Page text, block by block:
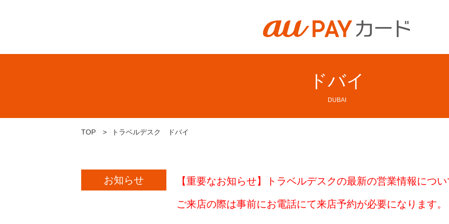
ドバイ
DUBAI
TOP トラベルデスク ドバイ
お知らせ 【重要なお知らせ】トラベルデスクの最新の営業情報につ
ご来店の際は事前にお電話にて来店予約が必要になります。